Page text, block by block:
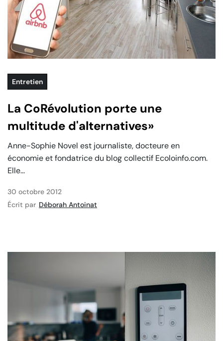
Entretien
La CoRévolution porte une
multitude d'alternatives»
Anne-Sophie Novel est journaliste, docteure en
économie et fondatrice du blog collectif Ecoloinfo.com.
Elle...
30 octobre 2012
Écrit par Déborah Antoinat